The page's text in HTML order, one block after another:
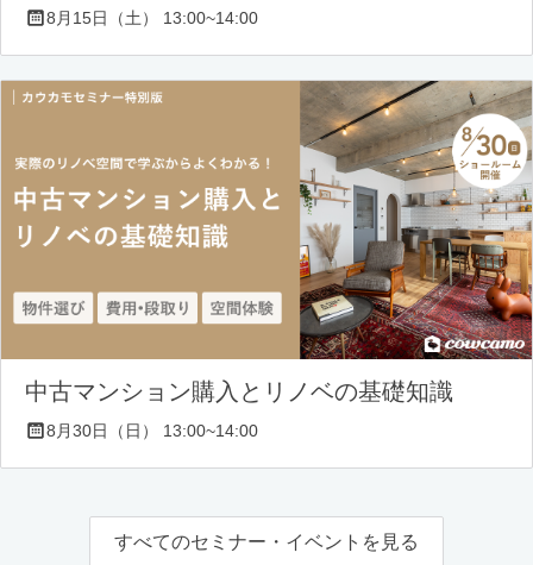
8月15日（土） 13:00~14:00
中古マンション購入とリノベの基礎知識
8月30日（日） 13:00~14:00
すべてのセミナー・イベントを見る